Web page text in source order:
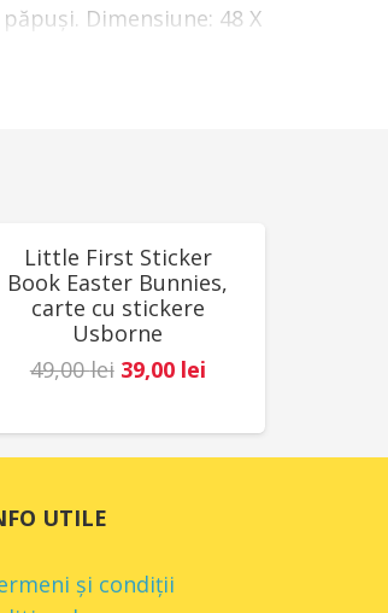
Dimensiune: 48 X
Confecționată din
Producător:
REDUCERI!
Little First Sticker
Book Easter Bunnies,
carte cu stickere
Usborne
49,00lei Prețul
a
39,00 leiPrețul
este:
UTILE
și condiții